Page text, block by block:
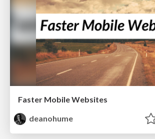
Faster Mobile Websites
deanohume